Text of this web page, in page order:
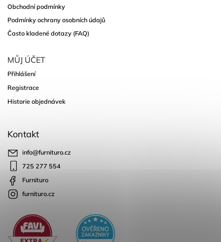
Obchodní podmínky
Podmínky ochrany osobních údajů
Často kladené dotazy (FAQ)
MŮJ ÚČET
Přihlášení
Registrace
Historie objednávek
Kontakt
info@furnituro.cz
725 277 554
Furnituro
furnituro.cz